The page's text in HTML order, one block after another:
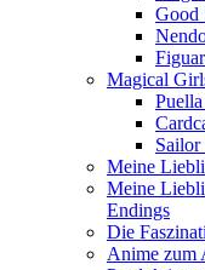
Good
Magical
Meine
Meine
Endings
Die
Anime zum